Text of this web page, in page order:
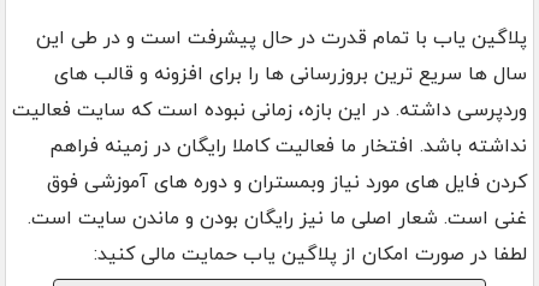
پلاگین یاب با تمام قدرت در حال پیشرفت است و در طی این
سال ها سریع ترین بروزرسانی ها را برای افزونه و قالب های
وردپرسی داشته. در این بازه، زمانی نبوده است که سایت فعالیت
نداشته باشد. افتخار ما فعالیت کاملا رایگان در زمینه فراهم
کردن فایل های مورد نیاز وبمستران و دوره های آموزشی فوق
غنی است. شعار اصلی ما نیز رایگان بودن و ماندن سایت است.
لطفا در صورت امکان از پلاگین یاب حمایت مالی کنید: